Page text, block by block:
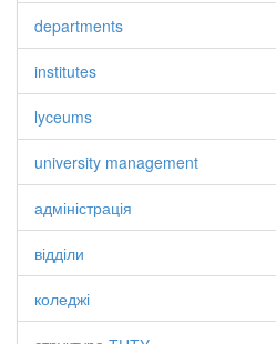
departments
institutes
lyceums
university management
адміністрація
відділи
коледжі